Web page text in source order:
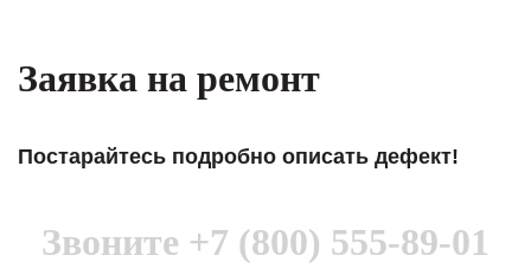
Заявка на ремонт
Постарайтесь подробно описать дефект!
Звоните +7 (800) 555-89-01